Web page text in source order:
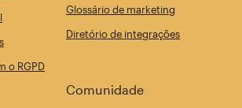
o RGPD
Glossário de marketing
Diretório de integrações
Comunidade